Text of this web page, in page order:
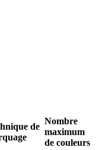
de
Nombre
maximum
de couleurs